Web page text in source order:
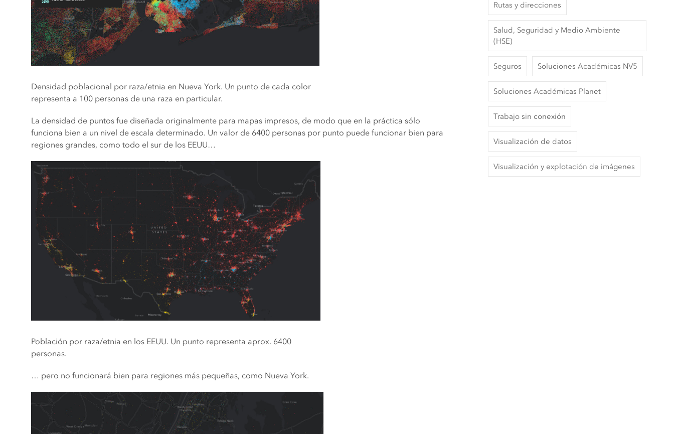
Densidad poblacional por raza/etnia en Nueva York. Un punto de cada color
representa a 100 personas de una raza en particular.
La densidad de puntos fue diseñada originalmente para mapas impresos, de modo que en la práctica sólo
funciona bien a un nivel de escala determinado. Un valor de 6400 personas por punto puede funcionar bien para
regiones grandes, como todo el sur de los EEUU…
Población por raza/etnia en los EEUU. Un punto representa aprox. 6400
personas.
… pero no funcionará bien para regiones más pequeñas, como Nueva York.
Rutas y direcciones
Salud, Seguridad y Medio Ambiente
(HSE)
Seguros Soluciones Académicas NV5
Soluciones Académicas Planet
Trabajo sin conexión
Visualización de datos
Visualización y explotación de imágenes